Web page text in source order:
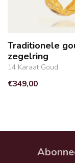
Traditionele
zegelring
14 Karaat Goud
€349,00